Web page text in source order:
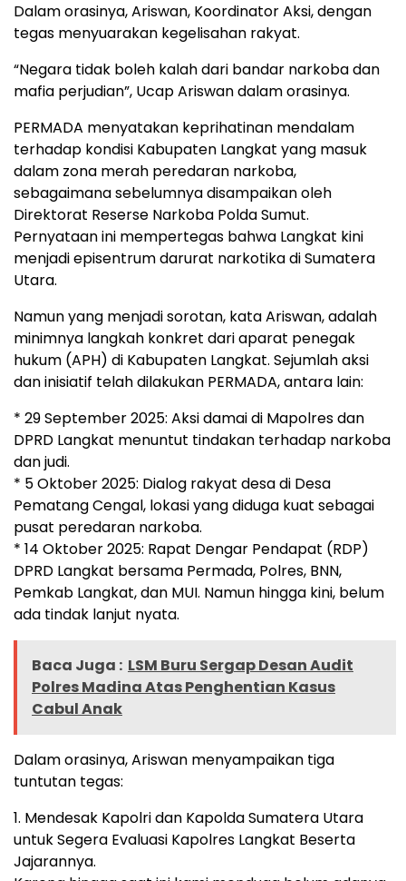
Dalam orasinya, Ariswan, Koordinator Aksi, dengan
tegas menyuarakan kegelisahan rakyat.
“Negara tidak boleh kalah dari bandar narkoba dan
mafia perjudian”, Ucap Ariswan dalam orasinya.
PERMADA menyatakan keprihatinan mendalam
terhadap kondisi Kabupaten Langkat yang masuk
dalam zona merah peredaran narkoba,
sebagaimana sebelumnya disampaikan oleh
Direktorat Reserse Narkoba Polda Sumut.
Pernyataan ini mempertegas bahwa Langkat kini
menjadi episentrum darurat narkotika di Sumatera
Utara.
Namun yang menjadi sorotan, kata Ariswan, adalah
minimnya langkah konkret dari aparat penegak
hukum (APH) di Kabupaten Langkat. Sejumlah aksi
dan inisiatif telah dilakukan PERMADA, antara lain:
* 29 September 2025: Aksi damai di Mapolres dan
DPRD Langkat menuntut tindakan terhadap narkoba
dan judi.
* 5 Oktober 2025: Dialog rakyat desa di Desa
Pematang Cengal, lokasi yang diduga kuat sebagai
pusat peredaran narkoba.
* 14 Oktober 2025: Rapat Dengar Pendapat (RDP)
DPRD Langkat bersama Permada, Polres, BNN,
Pemkab Langkat, dan MUI. Namun hingga kini, belum
ada tindak lanjut nyata.
Baca Juga : LSM Buru Sergap Desan Audit
Polres Madina Atas Penghentian Kasus
Cabul Anak
Dalam orasinya, Ariswan menyampaikan tiga
tuntutan tegas:
1. Mendesak Kapolri dan Kapolda Sumatera Utara
untuk Segera Evaluasi Kapolres Langkat Beserta
Jajarannya.